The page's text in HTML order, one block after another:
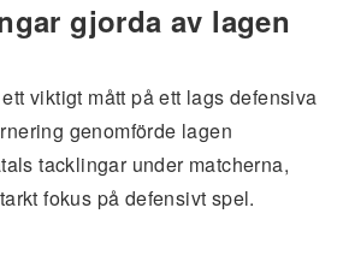
gjorda av lagen
viktigt mått på ett lags defensiva
genomförde lagen
tacklingar under matcherna,
fokus på defensivt spel.